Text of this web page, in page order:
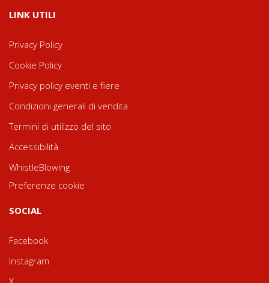
LINK UTILI
Privacy Policy
Cookie Policy
Privacy policy eventi e fiere
Condizioni generali di vendita
Termini di utilizzo del sito
Accessibilità
WhistleBlowing
Preferenze cookie
SOCIAL
Facebook
Instagram